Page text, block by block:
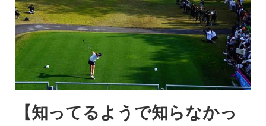
【知ってるようで知らなかっ